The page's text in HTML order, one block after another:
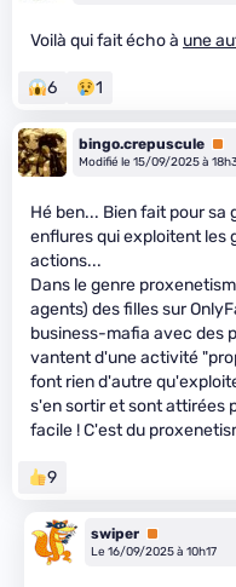
Voilà qui fait écho à une
6 1
bingo.crepuscule
Modifié le 15/09/2025 à
Hé ben... Bien fait pour sa
enflures qui exploitent les
actions...
Dans le genre
agents) des filles sur
business-mafia avec des
vantent d'une activité
font rien d'autre
s'en sortir et sont attirées
facile ! C'est du
9
swiper Premium
Le 16/09/2025 à 10h17